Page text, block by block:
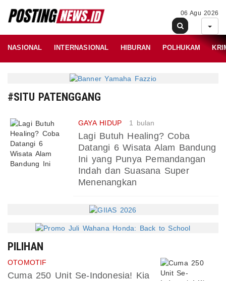
06 Agu 2026
NASIONAL INTERNASIONAL HIBURAN POLHUKAM
#SITU PATENGGANG
GAYA HIDUP 1 bulan
Lagi Butuh Healing? Coba
Datangi 6 Wisata Alam Bandung
Ini yang Punya Pemandangan
Indah dan Suasana Super
Menenangkan
PILIHAN
OTOMOTIF
Cuma 250 Unit Se-Indonesia! Kia